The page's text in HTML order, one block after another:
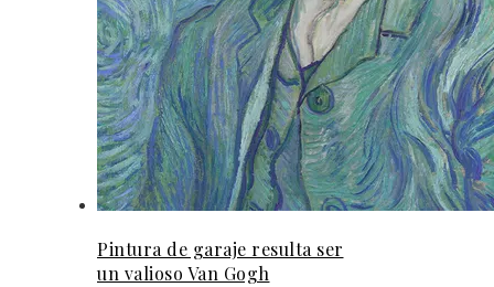
Pintura de garaje resulta ser
un valioso Van Gogh